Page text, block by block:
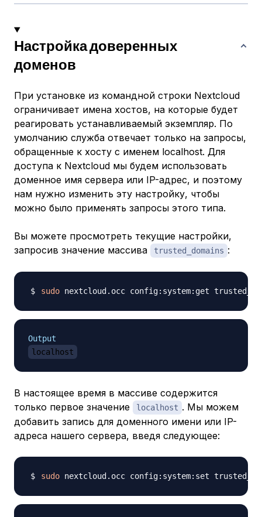
Настройка доверенных
доменов
При установке из командной строки Nextcloud
ограничивает имена хостов, на которые будет
реагировать устанавливаемый экземпляр. По
умолчанию служба отвечает только на запросы,
обращенные к хосту с именем localhost. Для
доступа к Nextcloud мы будем использовать
доменное имя сервера или IP-адрес, и поэтому
нам нужно изменить эту настройку, чтобы
можно было применять запросы этого типа.
Вы можете просмотреть текущие настройки,
запросив значение массива
trusted_domains :
sudo
Output
localhost
В настоящее время в массиве содержится
только первое значение
localhost . Мы можем
добавить запись для доменного имени или IP-
адреса нашего сервера, введя следующее:
sudo nextcloud.occ config:system:set